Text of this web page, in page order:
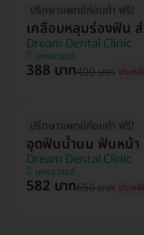
ปรึกษาแพทย์ก่อนทำ ฟรี!
เคลือบหลุมร่องฟัน
Dream Dental Clinic
นครสวรรค์
388 บาท400 บาท ประห
ปรึกษาแพทย์ก่อนทำ ฟรี!
อุดฟันน้ำนม ฟันหน้า
Dream Dental Clinic
นครสวรรค์
582 บาท650 บาท ประห